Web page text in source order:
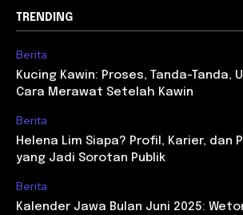
TRENDING
Berita
Kucing Kawin: Proses, Tanda-Tanda,
Cara Merawat Setelah Kawin
Berita
Helena Lim Siapa? Profil, Karier, dan
yang Jadi Sorotan Publik
Berita
Kalender Jawa Bulan Juni 2025: